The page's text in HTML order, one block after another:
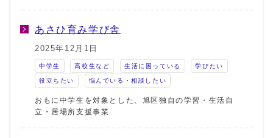
あさひ育み学び舎
2025年12月1日
中学生 高校生など 生活に困っている 学びたい
役立ちたい 悩んでいる・相談したい
おもに中学生を対象とした、旭区独自の学習・生活自
立・居場所支援事業